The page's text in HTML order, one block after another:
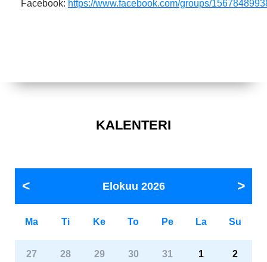
Facebook: https://www.facebook.com/groups/
KALENTERI
Elokuu 2026
Ma Ti Ke To Pe La Su
27 28 29 30 31 1 2